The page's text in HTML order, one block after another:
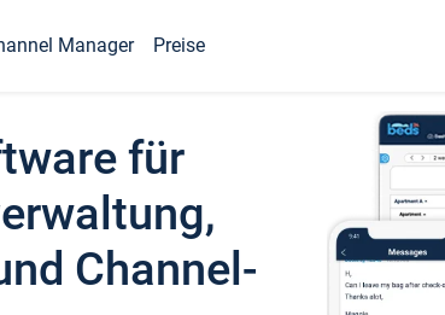
Manager Preise
für
Channel-